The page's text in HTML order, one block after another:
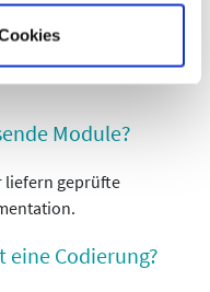
zur Anpassung
Module?
liefern geprüfte
eine Codierung?